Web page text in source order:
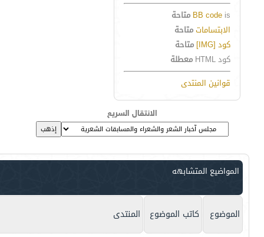
BB code is
متاحة
الابتساماتمتاحة
كود [IMG]
متاحة
كود HTML
معطلة
قوانين المنتدى
الانتقال السريع
المواضيع المتشابهه
الموضوع كاتب الموضوع المنتدى